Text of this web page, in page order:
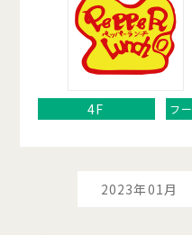
4F フ
2023年01月